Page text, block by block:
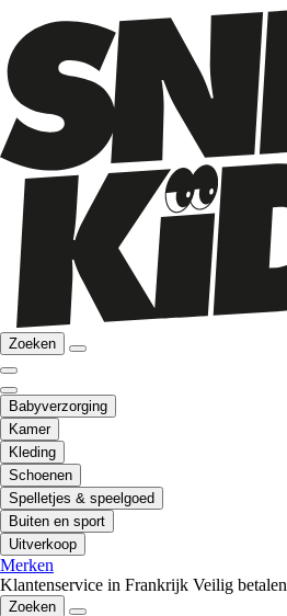
Zoeken
Babyverzorging
Kamer
Kleding
Schoenen
Spelletjes & speelgoed
Buiten en sport
Uitverkoop
Merken
Klantenservice in Frankrijk Veilig betalen
Zoeken